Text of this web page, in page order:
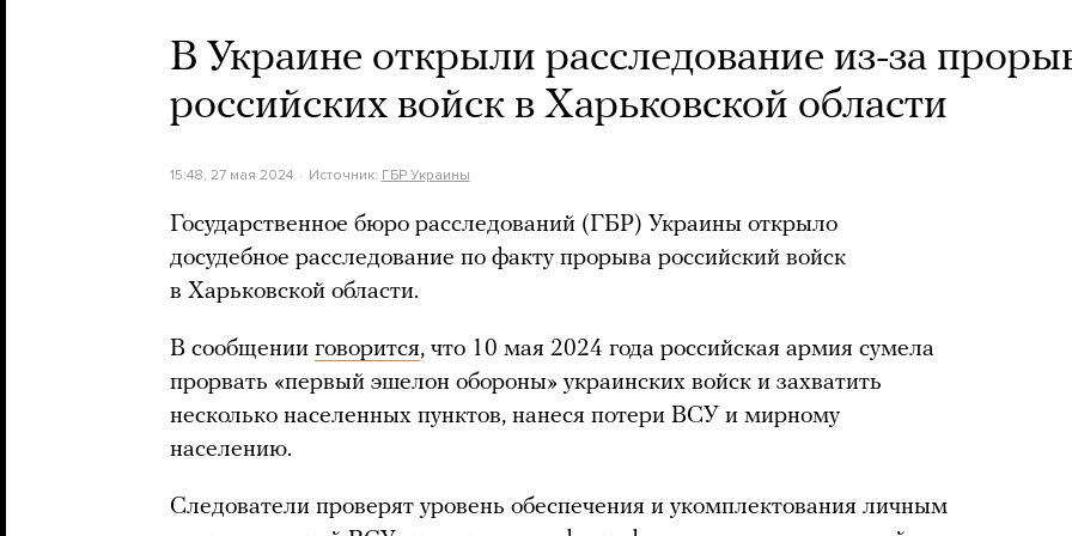
В Украине открыли расследование из-за
российских войск в Харьковской области
15:48, 27 мая 2024 Источник: ГБР Украины
Государственное бюро расследований (ГБР) Украины открыло
досудебное расследование по факту прорыва российский войск
в Харьковской области.
В сообщении говорится, что 10 мая 2024 года российская армия сумела
прорвать «первый эшелон обороны» украинских войск и захватить
несколько населенных пунктов, нанеся потери ВСУ и мирному
населению.
Следователи проверят уровень обеспечения и укомплектования личным